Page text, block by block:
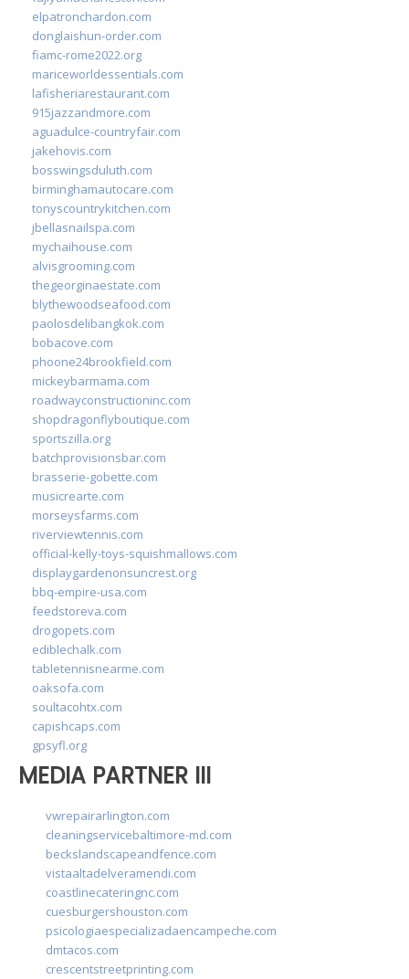
elpatronchardon.com
donglaishun-order.com
fiamc-rome2022.org
mariceworldessentials.com
lafisheriarestaurant.com
915jazzandmore.com
aguadulce-countryfair.com
jakehovis.com
bosswingsduluth.com
birminghamautocare.com
tonyscountrykitchen.com
jbellasnailspa.com
mychaihouse.com
alvisgrooming.com
thegeorginaestate.com
blythewoodseafood.com
paolosdelibangkok.com
bobacove.com
phoone24brookfield.com
mickeybarmama.com
roadwayconstructioninc.com
shopdragonflyboutique.com
sportszilla.org
batchprovisionsbar.com
brasserie-gobette.com
musicrearte.com
morseysfarms.com
riverviewtennis.com
official-kelly-toys-squishmallows.com
displaygardenonsuncrest.org
bbq-empire-usa.com
feedstoreva.com
drogopets.com
ediblechalk.com
tabletennisnearme.com
oaksofa.com
soultacohtx.com
capishcaps.com
gpsyfl.org
MEDIA PARTNER III
vwrepairarlington.com
cleaningservicebaltimore-md.com
beckslandscapeandfence.com
vistaaltadelveramendi.com
coastlinecateringnc.com
cuesburgershouston.com
psicologiaespecializadaencampeche.com
dmtacos.com
crescentstreetprinting.com